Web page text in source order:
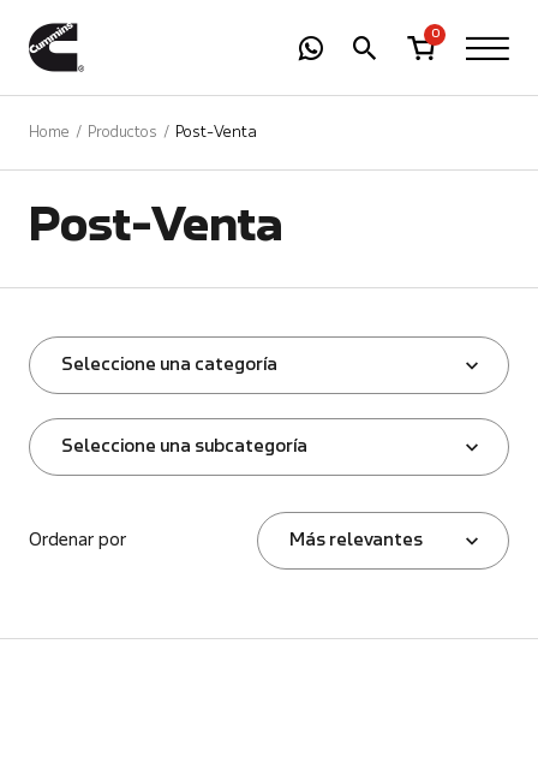
0
Home Productos Post-Venta
Post-Venta
Seleccione una categoría
Seleccione una subcategoría
Ordenar por Más relevantes